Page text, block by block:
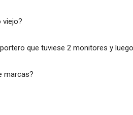
viejo?
que tuviese 2 monitores y
marcas?